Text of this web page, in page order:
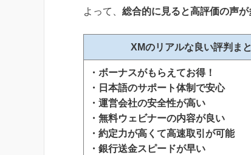
よって、 総合的に見ると高評価の声
XMのリアルな良い評判ま
・ボーナスがもらえてお得！
・日本語のサポート体制で安心
・運営会社の安全性が高い
・無料ウェビナーの内容が良い
・約定力が高くて高速取引が可能
・銀行送金スピードが早い